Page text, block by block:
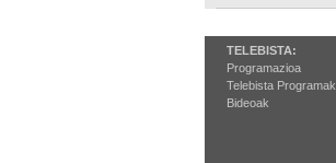
TELEBISTA:
Programazioa
Telebista Programak
Bideoak